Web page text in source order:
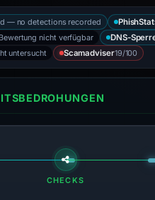
— no detections recorded
nicht verfügbar
DNS-
untersucht
Scamadviser19/100
CHECKS